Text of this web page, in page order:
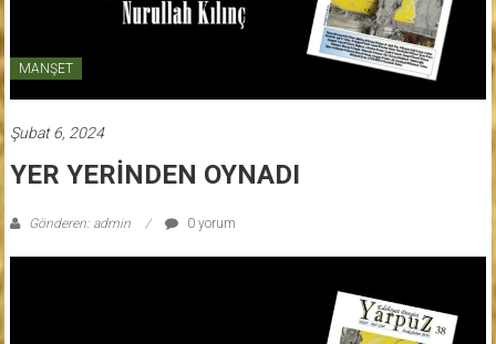
MANŞET
Şubat 6, 2024
YER YERİNDEN OYNADI
Gönderen: admin 0 yorum